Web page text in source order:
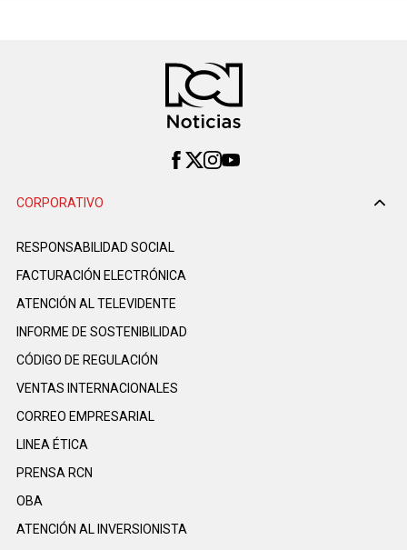
CORPORATIVO
RESPONSABILIDAD SOCIAL
FACTURACIÓN ELECTRÓNICA
ATENCIÓN AL TELEVIDENTE
INFORME DE SOSTENIBILIDAD
CÓDIGO DE REGULACIÓN
VENTAS INTERNACIONALES
CORREO EMPRESARIAL
LINEA ÉTICA
PRENSA RCN
OBA
ATENCIÓN AL INVERSIONISTA